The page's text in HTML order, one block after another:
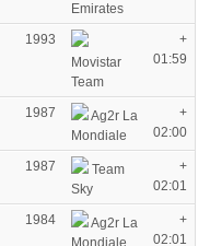
Emirates
1993
Movistar
Team
+
01:59
1987
Ag2r La
Mondiale
+
02:00
1987
Team
Sky
+
02:01
1984
Ag2r La
+
02:01